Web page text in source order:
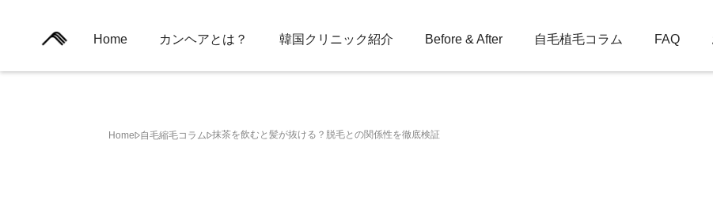
Home カンヘアとは？ 韓国クリニック紹介 Before & After 自毛植毛コラム FAQ
Home 自毛縮毛コラム 抹茶を飲むと髪が抜ける？脱毛との関係性を徹底検証